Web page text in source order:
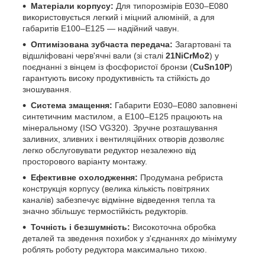
Матеріали корпусу: Для типорозмірів E030–E080
використовується легкий і міцний алюміній, а для
габаритів E100–E125 — надійний чавун.
Оптимізована зубчаста передача: Загартовані та
відшліфовані черв'ячні вали (зі сталі 21NiCrMo2) у
поєднанні з вінцем із фосфористої бронзи (CuSn10P)
гарантують високу продуктивність та стійкість до
зношування.
Система змащення: Габарити E030–E080 заповнені
синтетичним мастилом, а E100–E125 працюють на
мінеральному (ISO VG320). Зручне розташування
заливних, зливних і вентиляційних отворів дозволяє
легко обслуговувати редуктор незалежно від
просторового варіанту монтажу.
Ефективне охолодження: Продумана ребриста
конструкція корпусу (велика кількість повітряних
каналів) забезпечує відмінне відведення тепла та
значно збільшує термостійкість редукторів.
Точність і безшумність: Високоточна обробка
деталей та зведення похибок у з'єднаннях до мінімуму
роблять роботу редуктора максимально тихою.